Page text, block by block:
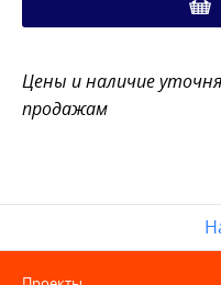
Цены и наличие
продажам